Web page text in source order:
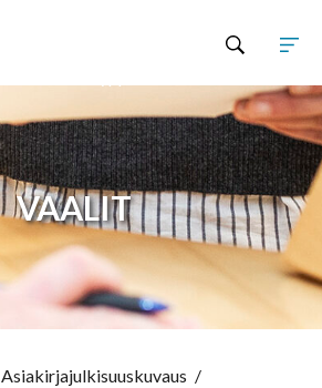
VAALIT
Asiakirjajulkisuuskuvaus /